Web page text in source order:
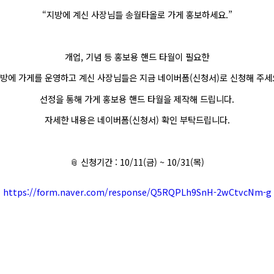
“지방에 계신 사장님들 송월타올로 가게 홍보하세요.”
개업, 기념 등 홍보용 핸드 타월이 필요한
에 가게를 운영하고 계신 사장님들은 지금 네이버폼(신청서)로 신청해 주
선정을 통해 가게 홍보용 핸드 타월을 제작해 드립니다.
자세한 내용은 네이버폼(신청서) 확인 부탁드립니다.
📎 신청기간 : 10/11(금) ~ 10/31(목)
https://form.naver.com/response/Q5RQPLh9SnH-2wCtvcNm-g